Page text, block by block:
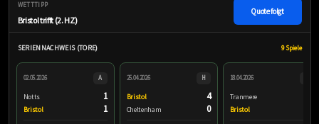
WETTTIPP
Bristol trifft (2. HZ)
Quote folgt
SERIENNACHWEIS (TORE) 9 Spiele
02.05.2026 A
Notts 1
Bristol 1
25.04.2026 H
Bristol 4
Cheltenham 0
18.04.2026
Tranmere
Bristol